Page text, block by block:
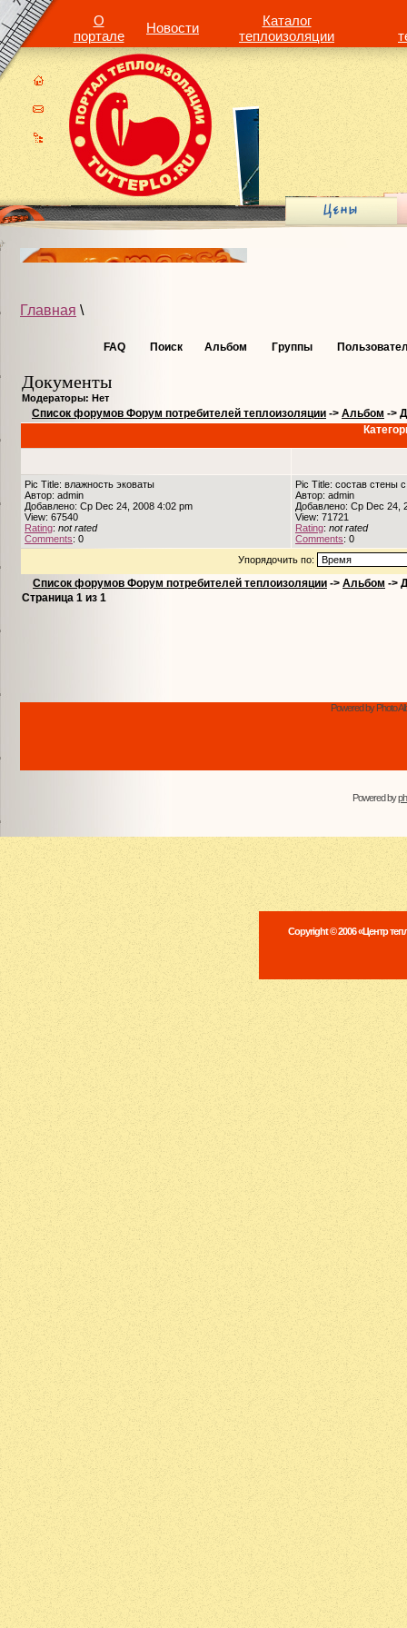
О
портале
Новости
Каталог
теплоизоляции
Главная \
FAQ Поиск Альбом Группы
Документы
Модераторы: Нет
Список форумов Форум потребителей теплоизоляции -> Альбом ->
Pic Title: влажность эковаты
Автор: admin
Добавлено: Ср Dec 24, 2008 4:02 pm
View: 67540
Rating: not rated
Comments: 0
Pic Title: состав стены
Автор: admin
Добавлено: Ср Dec 24,
View: 71721
Rating: not rated
Comments: 0
Упорядочить по:
Список форумов Форум потребителей теплоизоляции -> Альбом ->
Страница 1 из 1
Powered by Photo
Powered by
Copyright © 2006 «Центр